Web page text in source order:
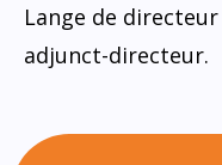
Lange de
adjunct-directeur.